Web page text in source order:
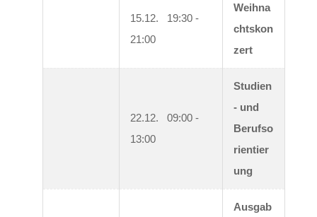
15.12.   19:30 -
21:00
Weihna
chtskon
zert
22.12.   09:00 -
13:00
Studien
- und
Berufso
rientier
ung
Ausgab